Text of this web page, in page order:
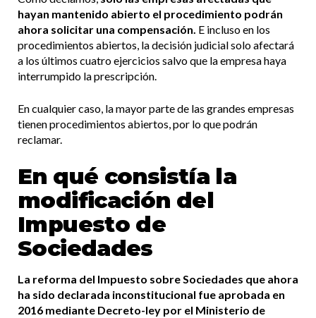
hayan mantenido abierto el procedimiento podrán
ahora solicitar una compensación. E incluso en los
procedimientos abiertos, la decisión judicial solo afectará
a los últimos cuatro ejercicios salvo que la empresa haya
interrumpido la prescripción.
En cualquier caso, la mayor parte de las grandes empresas
tienen procedimientos abiertos, por lo que podrán
reclamar.
En qué consistía la
modificación del
Impuesto de
Sociedades
La reforma del Impuesto sobre Sociedades que ahora
ha sido declarada inconstitucional fue aprobada en
2016 mediante Decreto-ley por el Ministerio de